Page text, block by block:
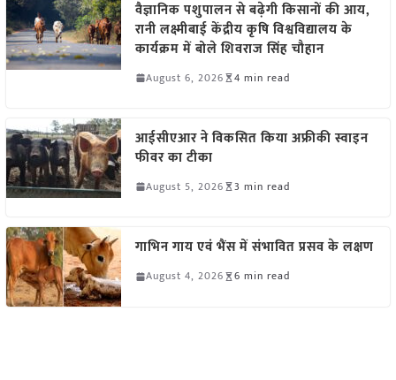
वैज्ञानिक पशुपालन से बढ़ेगी किसानों की आय,
रानी लक्ष्मीबाई केंद्रीय कृषि विश्वविद्यालय के
कार्यक्रम में बोले शिवराज सिंह चौहान
August 6, 2026 4 min read
आईसीएआर ने विकसित किया अफ्रीकी स्वाइन
फीवर का टीका
August 5, 2026 3 min read
गाभिन गाय एवं भैंस में संभावित प्रसव के लक्षण
August 4, 2026 6 min read